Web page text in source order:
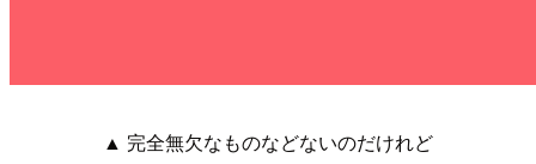
▲ 完全無欠なものなどないのだけれど